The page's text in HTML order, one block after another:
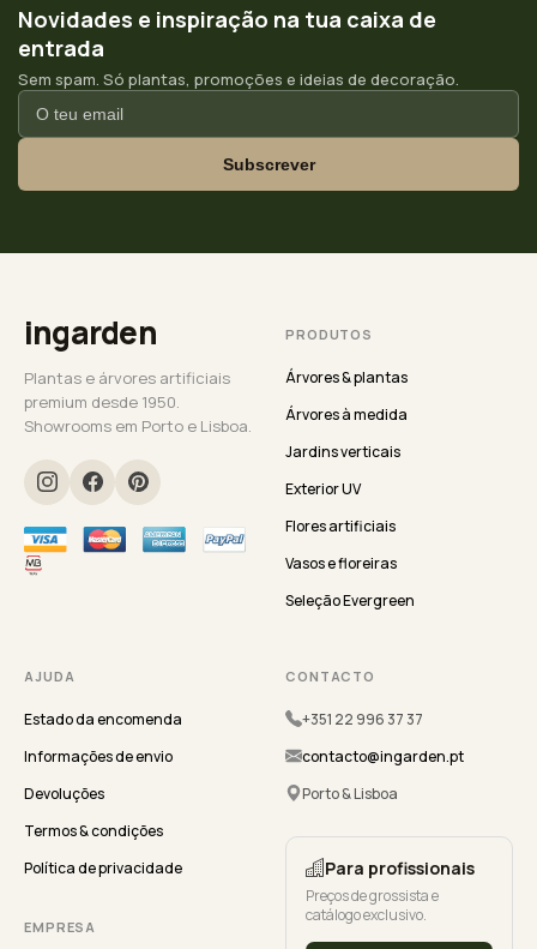
Novidades e inspiração na tua caixa de
entrada
Sem spam. Só plantas, promoções e ideias de decoração.
Subscrever
ingarden
Plantas e árvores artificiais
premium desde 1950.
Showrooms em Porto e Lisboa.
PRODUTOS
Árvores & plantas
Árvores à medida
Jardins verticais
Exterior UV
Flores artificiais
Vasos e floreiras
Seleção Evergreen
AJUDA
Estado da encomenda
Informações de envio
Devoluções
Termos & condições
Política de privacidade
EMPRESA
CONTACTO
+351 22 996 37 37
contacto@ingarden.pt
Porto & Lisboa
Para profissionais
Preços de grossista e
catálogo exclusivo.